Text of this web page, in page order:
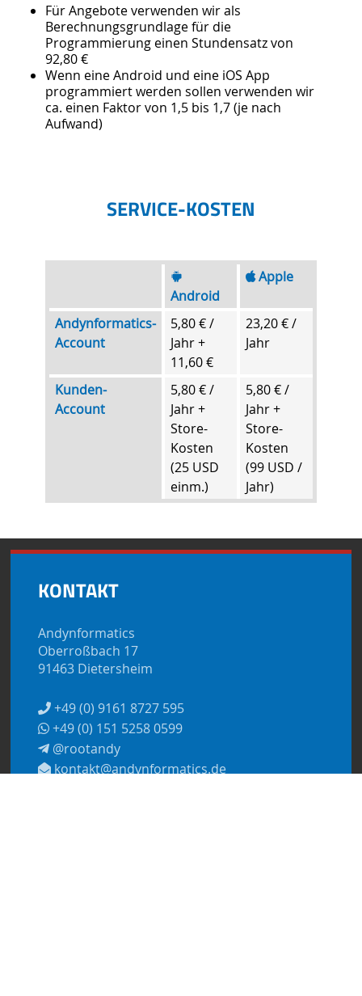
Für Angebote verwenden wir als
Berechnungsgrundlage für die
Programmierung einen Stundensatz von
92,80 €
Wenn eine Android und eine iOS App
programmiert werden sollen verwenden wir
ca. einen Faktor von 1,5 bis 1,7 (je nach
Aufwand)
SERVICE-KOSTEN
Android
Apple
Andynformatics-
Account
5,80 € /
Jahr +
11,60 €
23,20 € /
Jahr
Kunden-
Account
5,80 € /
Jahr +
Store-
Kosten
(25 USD
einm.)
5,80 € /
Jahr +
Store-
Kosten
(99 USD /
Jahr)
KONTAKT
Andynformatics
Oberroßbach 17
91463 Dietersheim
+49 (0) 9161 8727 595
+49 (0) 151 5258 0599
@rootandy
kontakt@andynformatics.de